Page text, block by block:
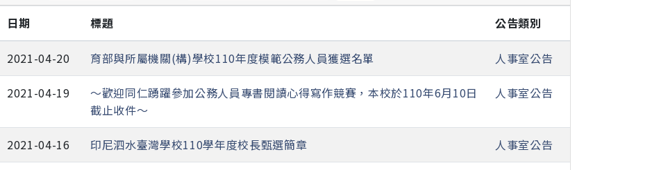
日期 標題 公告類別
2021-04-20 育部與所屬機關(構)學校110年度模範公務人員獲選名單 人事室公告
2021-04-19
～歡迎同仁踴躍參加公務人員專書閱讀心得寫作競賽，本校於110年6月10日
截止收件～
人事室公告
2021-04-16 印尼泗水臺灣學校110學年度校長甄選簡章 人事室公告